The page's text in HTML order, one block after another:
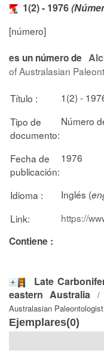
1(2) - 1976
[número]
es un número de
of Australasian
Título :
1(2) -
Tipo de
documento:
Número
Fecha de
publicación:
1976
Idioma : Inglés (
Link:
https://
Contiene :
Late
eastern Australia
Australasian
Ejemplares(0)